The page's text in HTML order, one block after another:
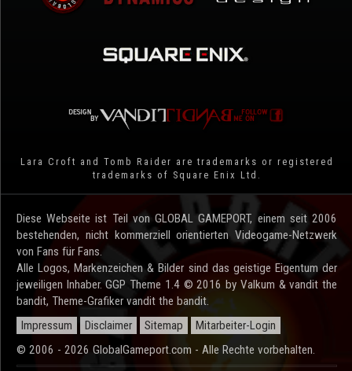
Lara Croft and Tomb Raider are trademarks or registered
trademarks of Square Enix Ltd.
Diese Webseite ist Teil von GLOBAL GAMEPORT, einem seit 2006
bestehenden, nicht kommerziell orientierten Videogame-Netzwerk
von Fans für Fans.
Alle Logos, Markenzeichen & Bilder sind das geistige Eigentum der
jeweiligen Inhaber. GGP Theme 1.4 © 2016 by Valkum & vandit the
bandit, Theme-Grafiker vandit the bandit.
Impressum
Disclaimer Sitemap
Mitarbeiter-Login
© 2006 - 2026 GlobalGameport.com - Alle Rechte vorbehalten.